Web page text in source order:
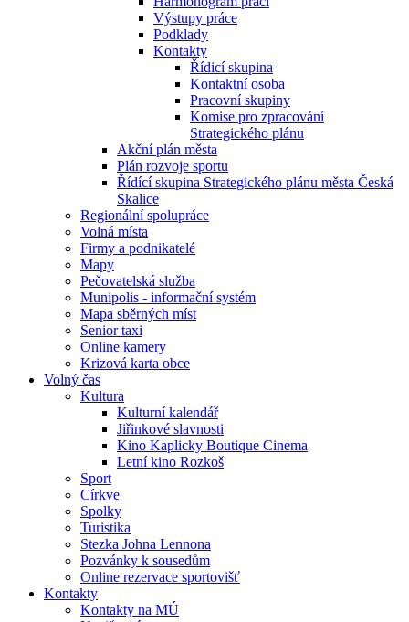
Výstupy práce
Podklady
Kontakty
Řídicí skupina
Kontaktní osoba
Pracovní skupiny
Komise pro zpracování
Strategického plánu
Akční plán města
Plán rozvoje sportu
Řídící skupina Strategického plánu města Česká
Skalice
Regionální spolupráce
Volná místa
Firmy a podnikatelé
Mapy
Pečovatelská služba
Munipolis - informační systém
Mapa sběrných míst
Senior taxi
Online kamery
Krizová karta obce
Volný čas
Kultura
Kulturní kalendář
Jiřinkové slavnosti
Kino Kaplicky Boutique Cinema
Letní kino Rozkoš
Sport
Církve
Spolky
Turistika
Stezka Johna Lennona
Pozvánky k sousedům
Online rezervace sportovišť
Kontakty
Kontakty na MÚ